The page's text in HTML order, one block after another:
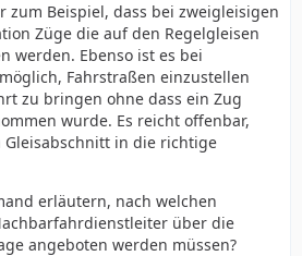
zum Beispiel, dass bei zweigleisigen
Züge die auf den Regelgleisen
werden. Ebenso ist es bei
Fahrstraßen einzustellen
zu bringen ohne dass ein Zug
wurde. Es reicht offenbar,
in die richtige
erläutern, nach welchen
über die
angeboten werden müssen?